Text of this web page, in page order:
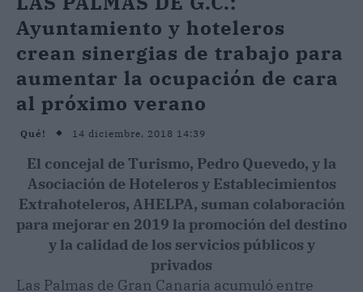
Ayuntamiento y hoteleros
crean sinergias de trabajo para
aumentar la ocupación de cara
al próximo verano
Qué! 14 diciembre, 2018 14:39
El concejal de Turismo, Pedro Quevedo, y la
Asociación de Hoteleros y Establecimientos
Extrahoteleros, AHELPA, suman colaboración
para mejorar en 2019 la promoción del destino
y la calidad de los servicios públicos y
privados
Las Palmas de Gran Canaria acumuló entre